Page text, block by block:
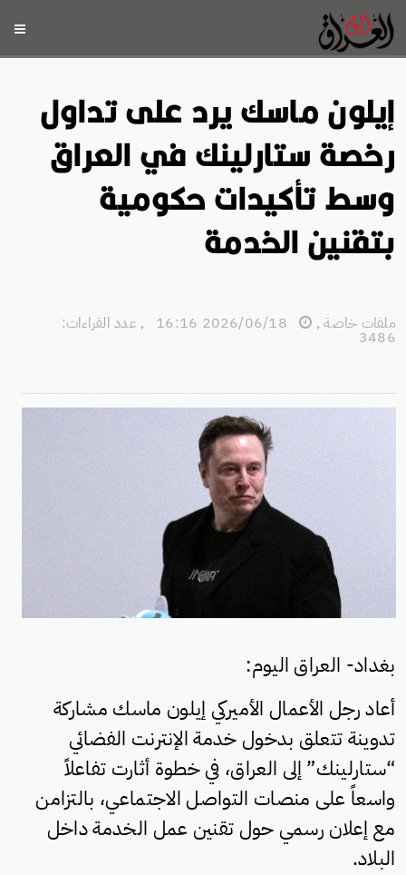
إيلون ماسك يرد على تداول
رخصة ستارلينك في العراق
وسط تأكيدات حكومية
بتقنين الخدمة
ملفات خاصة,
, عدد القراءات:
3486
بغداد- العراق اليوم:
أعاد رجل الأعمال الأميركي إيلون ماسك مشاركة
تدوينة تتعلق بدخول خدمة الإنترنت الفضائي
“ستارلينك” إلى العراق، في خطوة أثارت تفاعلاً
واسعاً على منصات التواصل الاجتماعي، بالتزامن
مع إعلان رسمي حول تقنين عمل الخدمة داخل
البلاد.